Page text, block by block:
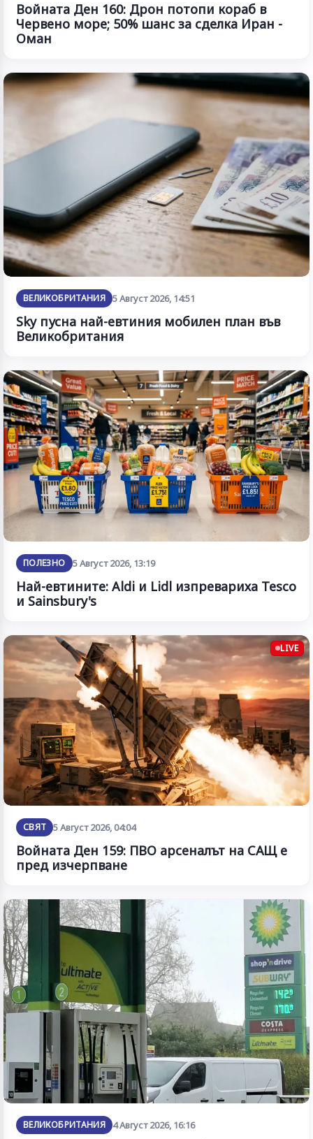
Войната Ден 160: Дрон потопи кораб в
Червено море; 50% шанс за сделка Иран -
Оман
ВЕЛИКОБРИТАНИЯ 5 Август 2026, 14:51
Sky пусна най-евтиния мобилен план във
Великобритания
ПОЛЕЗНО 5 Август 2026, 13:19
Най-евтините: Aldi и Lidl изпревариха Tesco
и Sainsbury's
LIVE
СВЯТ 5 Август 2026, 04:04
Войната Ден 159: ПВО арсеналът на САЩ е
пред изчерпване
ВЕЛИКОБРИТАНИЯ 4 Август 2026, 16:16